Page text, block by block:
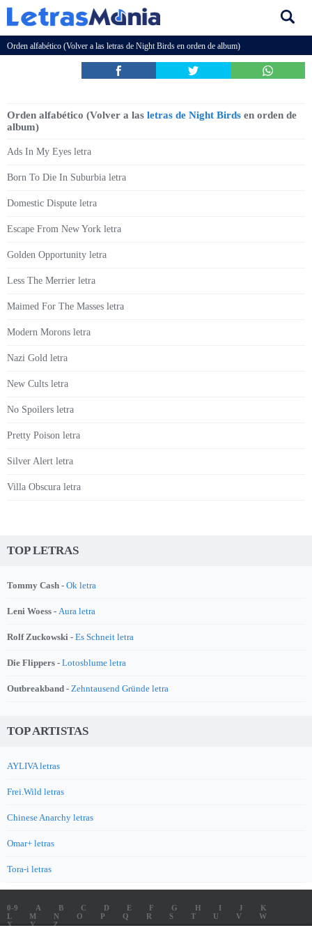
Orden alfabético (Volver a las letras de Night Birds en orden de album)
Orden alfabético (Volver a las letras de Night Birds en orden de
album)
Ads In My Eyes letra
Born To Die In Suburbia letra
Domestic Dispute letra
Escape From New York letra
Golden Opportunity letra
Less The Merrier letra
Maimed For The Masses letra
Modern Morons letra
Nazi Gold letra
New Cults letra
No Spoilers letra
Pretty Poison letra
Silver Alert letra
Villa Obscura letra
TOP LETRAS
Tommy Cash - Ok letra
Leni Woess - Aura letra
Rolf Zuckowski - Es Schneit letra
Die Flippers - Lotosblume letra
Outbreakband - Zehntausend Gründe letra
TOP ARTISTAS
AYLIVA letras
Frei.Wild letras
Chinese Anarchy letras
Omar+ letras
Tora-i letras
0-9 A B C D E F G H I J
K
L
M N O P Q R S T U V
W
X
Y
Z